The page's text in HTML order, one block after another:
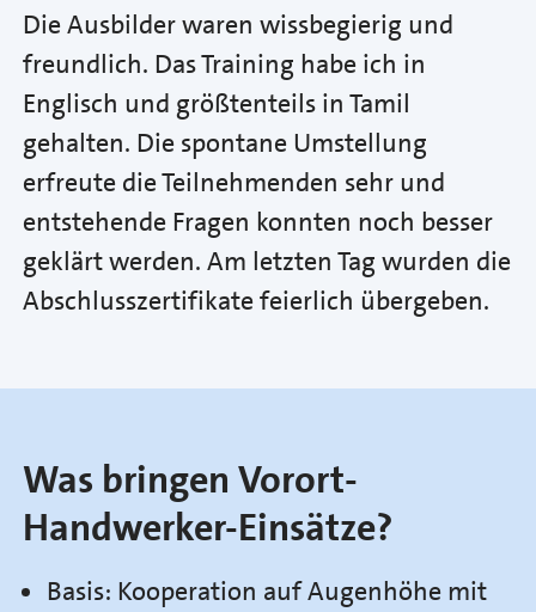
Die Ausbilder waren wissbegierig und
freundlich. Das Training habe ich in
Englisch und größtenteils in Tamil
gehalten. Die spontane Umstellung
erfreute die Teilnehmenden sehr und
entstehende Fragen konnten noch besser
geklärt werden. Am letzten Tag wurden die
Abschlusszertifikate feierlich übergeben.
Was bringen Vorort-
Handwerker-Einsätze?
Basis: Kooperation auf Augenhöhe mit